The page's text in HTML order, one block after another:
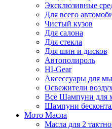
Эксклюзивные
Для всего
Чистый кузов
Для салона
Для стекла
Для шин и дисков
Автополироль
HI-Gear
Аксессуары для
Освежители
Все Шампуни для
Шампуни
Мото Масла
Масла для 2